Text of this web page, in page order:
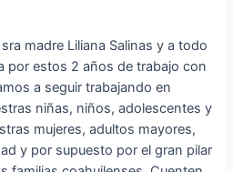
madre Liliana Salinas y a todo
por estos 2 años de trabajo con
a seguir trabajando en
niñas, niños, adolescentes y
mujeres, adultos mayores,
y por supuesto por el gran pilar